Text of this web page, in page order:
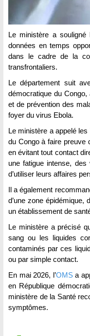
Le ministère a souligné
données en temps
dans le cadre de la
transfrontaliers.
Le département suit
démocratique du
et de prévention des
foyer du virus Ebola.
Le ministère a appelé
du Congo à faire preuve
en évitant tout contact
une fatigue intense,
d’utiliser leurs affaires
Il a également
d’une zone
un établissement de
Le ministère a précisé
sang ou les liquides
contaminés par ces
ou par simple contact.
En mai 2026, l’OMSa
en République
ministère de la Santé
symptômes.